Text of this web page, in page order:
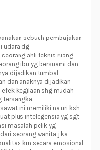
sebuah pembajakan
udara dg
ahli teknis ruang
ibu yg bersuami dan
dijadikan tumbal
dan anaknya dijadikan
kegilaan shg mudah
tersangka.
ini memiliki naluri ksh
plus intelegensia yg sgt
masalah pelik yg
seorang wanita jika
krn secara emosional